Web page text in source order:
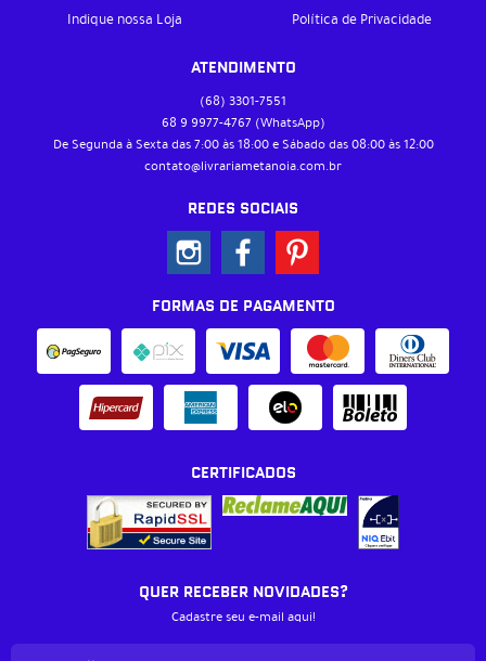
Indique nossa Loja
Política de Privacidade
ATENDIMENTO
(68) 3301-7551
68 9 9977-4767 (WhatsApp)
De Segunda à Sexta das 7:00 às 18:00 e Sábado das 08:00 às 12:00
contato@livrariametanoia.com.br
REDES SOCIAIS
FORMAS DE PAGAMENTO
CERTIFICADOS
QUER RECEBER NOVIDADES?
Cadastre seu e-mail aqui!